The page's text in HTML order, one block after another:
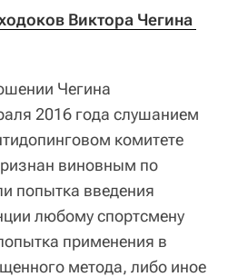
Виктора Чегина
Чегина
2016 года слушанием
комитете
виновным по
попытка введения
любому спортсмену
применения в
метода, либо иное